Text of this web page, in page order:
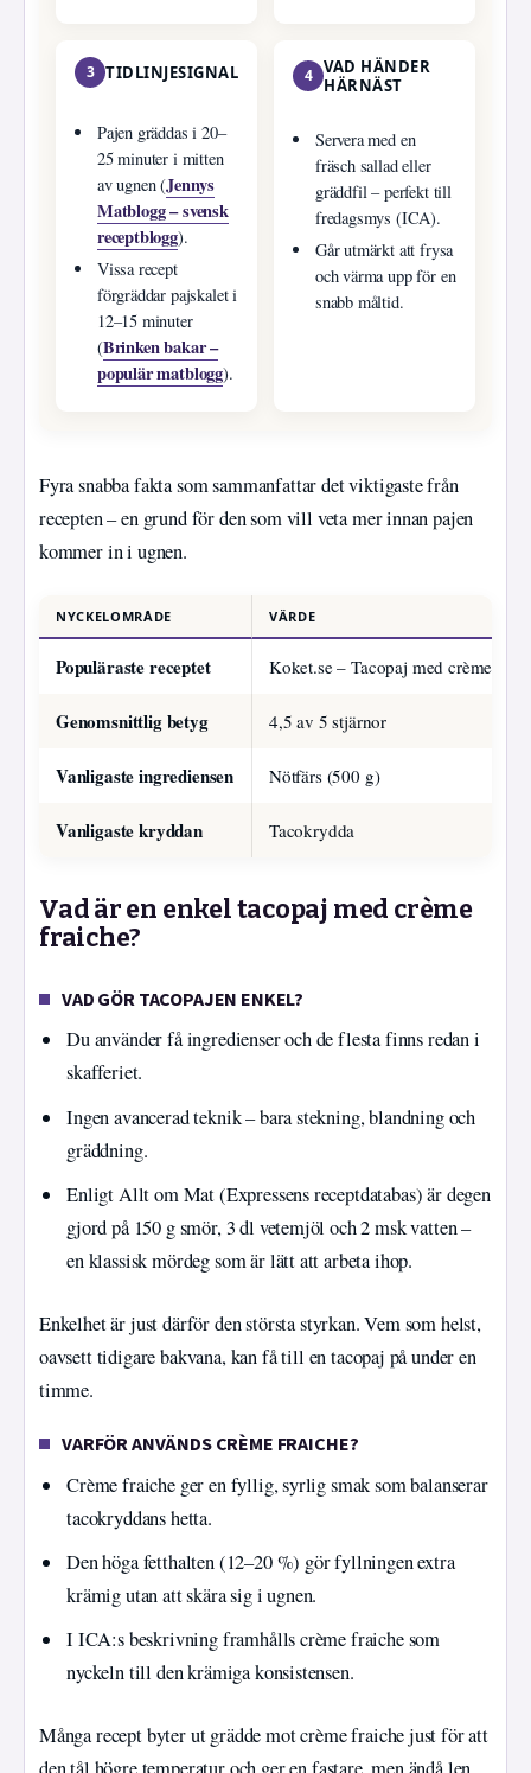
3 TIDLINJESIGNAL
Pajen gräddas i 20–
25 minuter i mitten
av ugnen (Jennys
Matblogg – svensk
receptblogg).
Vissa recept
förgräddar pajskalet i
12–15 minuter
(Brinken bakar –
populär matblogg).
4 VAD HÄNDER
HÄRNÄST
Servera med en
fräsch sallad eller
gräddfil – perfekt till
fredagsmys (ICA).
Går utmärkt att frysa
och värma upp för en
snabb måltid.
Fyra snabba fakta som sammanfattar det viktigaste från
recepten – en grund för den som vill veta mer innan pajen
kommer in i ugnen.
NYCKELOMRÅDE VÄRDE
Populäraste receptet Koket.se – Tacopaj med crème
Genomsnittlig betyg 4,5 av 5 stjärnor
Vanligaste ingrediensen Nötfärs (500 g)
Vanligaste kryddan Tacokrydda
Vad är en enkel tacopaj med crème
fraiche?
VAD GÖR TACOPAJEN ENKEL?
Du använder få ingredienser och de flesta finns redan i
skafferiet.
Ingen avancerad teknik – bara stekning, blandning och
gräddning.
Enligt Allt om Mat (Expressens receptdatabas) är degen
gjord på 150 g smör, 3 dl vetemjöl och 2 msk vatten –
en klassisk mördeg som är lätt att arbeta ihop.
Enkelhet är just därför den största styrkan. Vem som helst,
oavsett tidigare bakvana, kan få till en tacopaj på under en
timme.
VARFÖR ANVÄNDS CRÈME FRAICHE?
Crème fraiche ger en fyllig, syrlig smak som balanserar
tacokryddans hetta.
Den höga fetthalten (12–20 %) gör fyllningen extra
krämig utan att skära sig i ugnen.
I ICA:s beskrivning framhålls crème fraiche som
nyckeln till den krämiga konsistensen.
Många recept byter ut grädde mot crème fraiche just för att